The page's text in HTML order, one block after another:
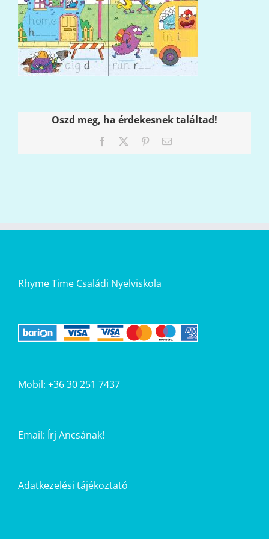
Oszd meg, ha érdekesnek találtad!
Facebook PinterestEmail:
Rhyme Time Családi Nyelviskola
Mobil: +36 30 251 7437
Email: Írj Ancsának!
Adatkezelési tájékoztató